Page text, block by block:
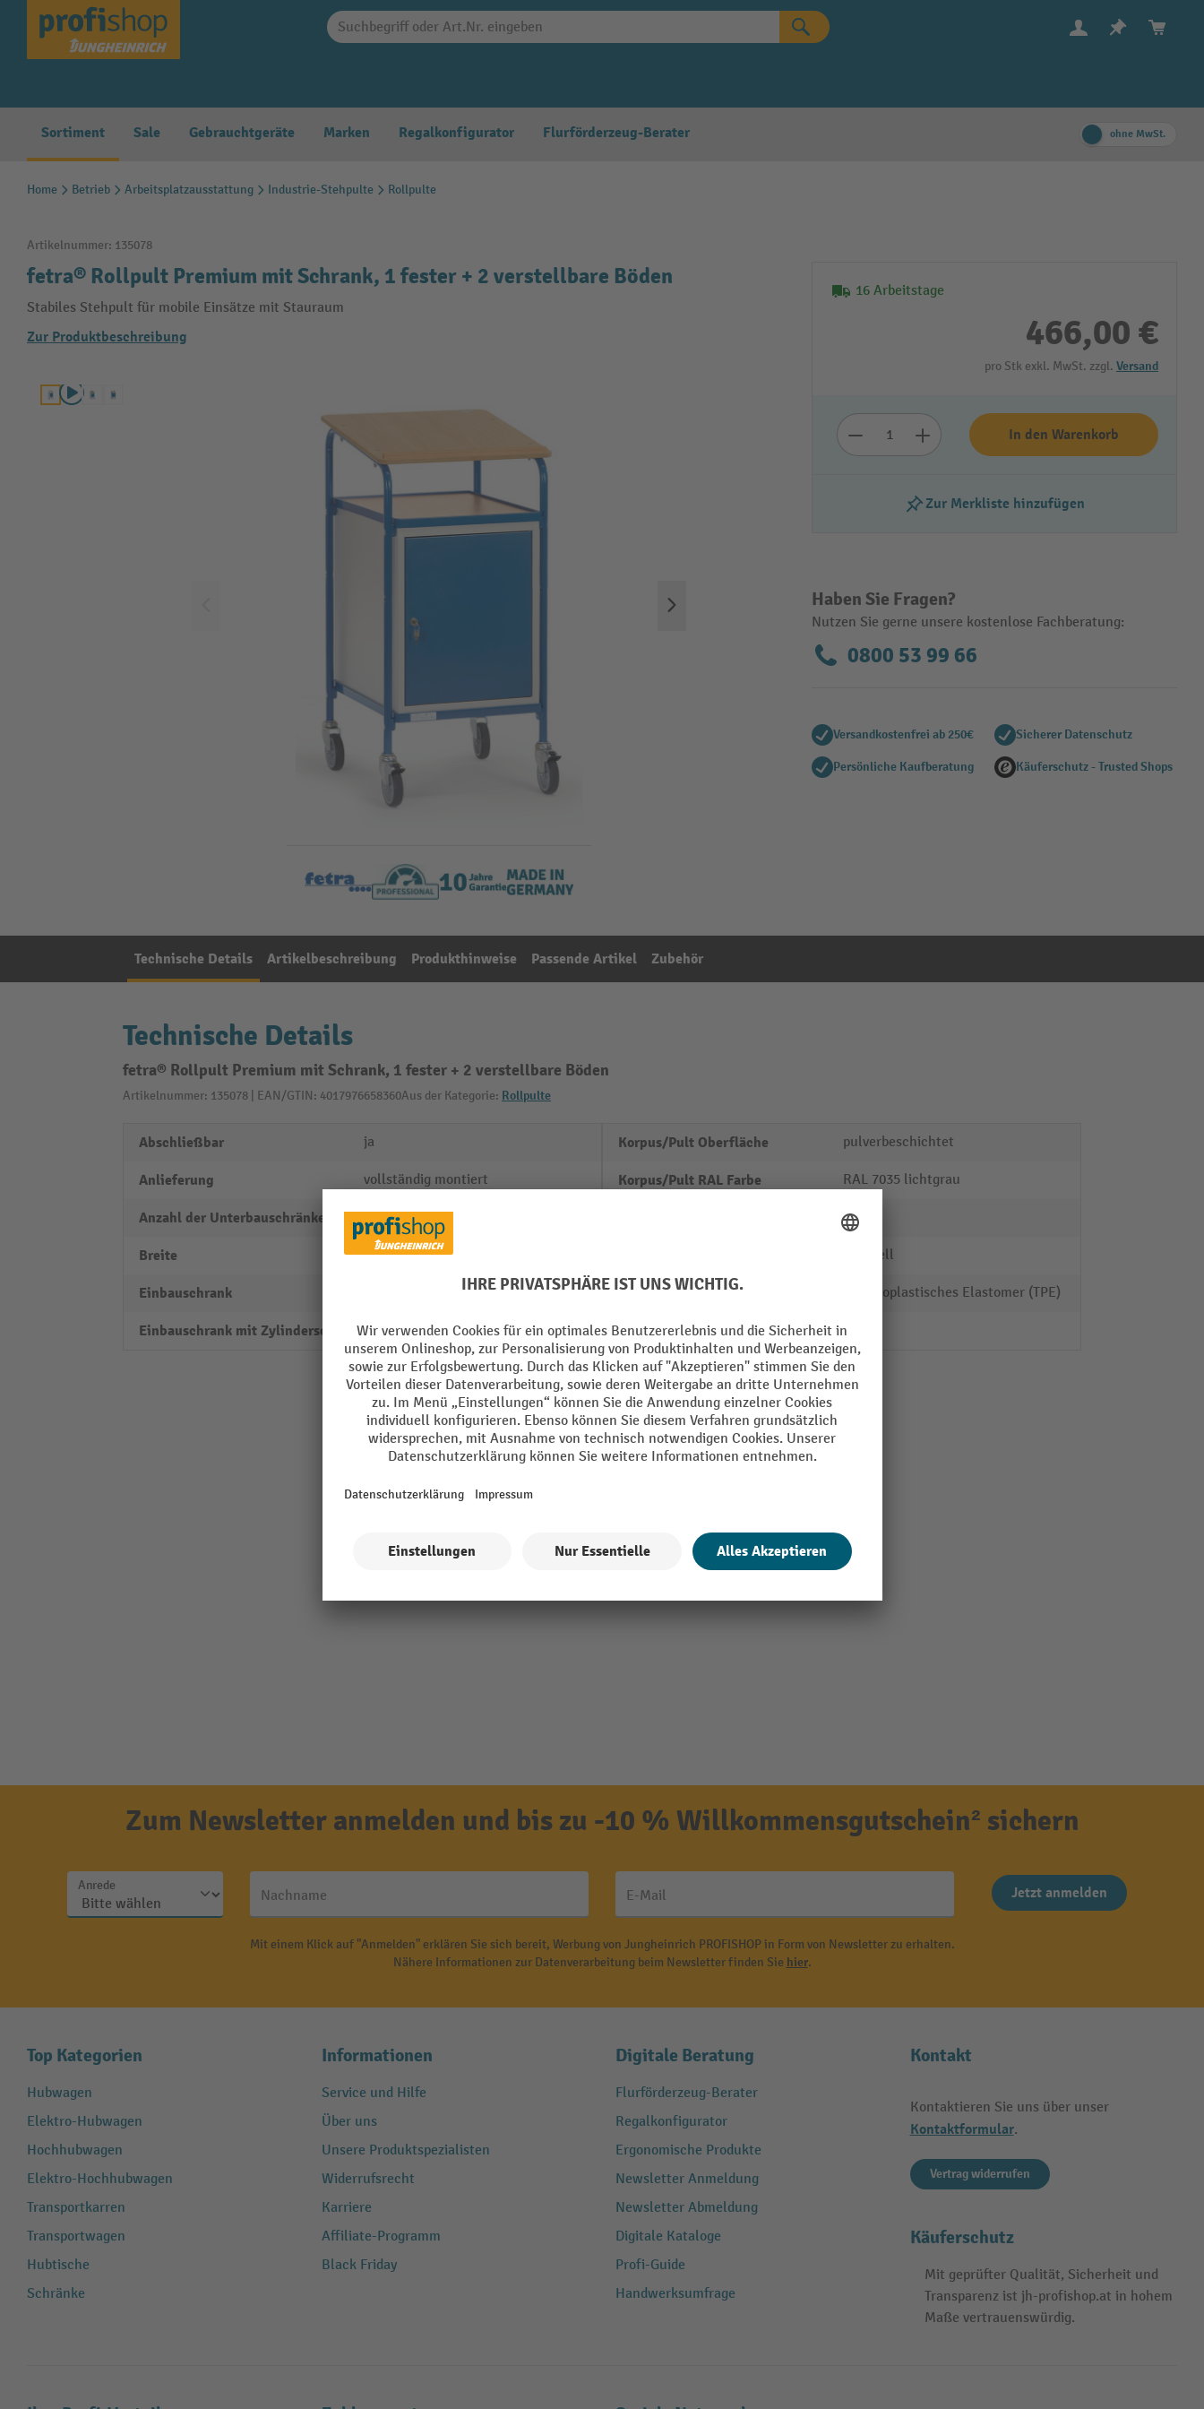
Zur Hauptnavigation springen
Sortiment Sale Gebrauchtgeräte Marken Regalkonfigurator Flurförderzeug-Berater ohne MwSt.
Home Betrieb Arbeitsplatzausstattung Industrie-Stehpulte Rollpulte
Artikelnummer: 135078
fetra® Rollpult Premium mit Schrank, 1 fester + 2 verstellbare Böden
Stabiles Stehpult für mobile Einsätze mit Stauraum
Zur Produktbeschreibung
Video abspielen
16 Arbeitstage
466,00 €
pro Stk exkl. MwSt. zzgl. Versand
In den Warenkorb
Zur Merkliste hinzufügen
Haben Sie Fragen?
Nutzen Sie gerne unsere kostenlose Fachberatung:
0800 53 99 66
Versandkostenfrei ab 250€ Sicherer Datenschutz
Persönliche Kaufberatung Käuferschutz - Trusted Shops
Technische Details Artikelbeschreibung Produkthinweise Passende Artikel Zubehör
Technische Details
fetra® Rollpult Premium mit Schrank, 1 fester + 2 verstellbare Böden
Artikelnummer: 135078 | EAN/GTIN: 4017976658360Aus der Kategorie: Rollpulte
Abschließbar ja
Anlieferung vollständig montiert
Anzahl der Unterbauschränke 1
Breite 615 mm
Einbauschrank
Einbauschrank mit Zylinderschloss ja
Korpus/Pult Oberfläche pulverbeschichtet
Korpus/Pult RAL Farbe RAL 7035 lichtgrau
fetra®
manuell
Rollen Material Thermoplastisches Elastomer (TPE)
Schlüssel Anzahl 2
Alle technische Details anzeigen
Zum Newsletter anmelden und bis zu -10 % Willkommensgutschein² sichern
Anrede
Nachname E-Mail Jetzt anmelden
Mit einem Klick auf "Anmelden" erklären Sie sich bereit, Werbung von Jungheinrich PROFISHOP in Form von Newsletter zu erhalten.
Nähere Informationen zur Datenverarbeitung beim Newsletter finden Sie hier.
Top Kategorien
Hubwagen
Elektro-Hubwagen
Hochhubwagen
Elektro-Hochhubwagen
Transportkarren
Transportwagen
Hubtische
Schränke
Informationen
Service und Hilfe
Über uns
Unsere Produktspezialisten
Widerrufsrecht
Karriere
Affiliate-Programm
Black Friday
Digitale Beratung
Flurförderzeug-Berater
Regalkonfigurator
Ergonomische Produkte
Newsletter Anmeldung
Newsletter Abmeldung
Digitale Kataloge
Profi-Guide
Handwerksumfrage
Kontakt
Kontaktieren Sie uns über unser
Kontaktformular.
Vertrag widerrufen
Käuferschutz
Mit geprüfter Qualität, Sicherheit und
Transparenz ist jh-profishop.at in hohem
Maße vertrauenswürdig.